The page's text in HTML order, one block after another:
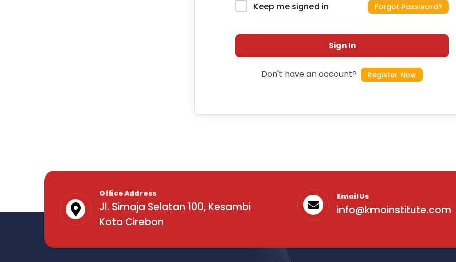
Keep me signed in Forgot Password?
Sign In
Don't have an account? Register Now
Office Address
Jl. Simaja Selatan 100, Kesambi
Kota Cirebon
Email Us
info@kmoinstitute.com